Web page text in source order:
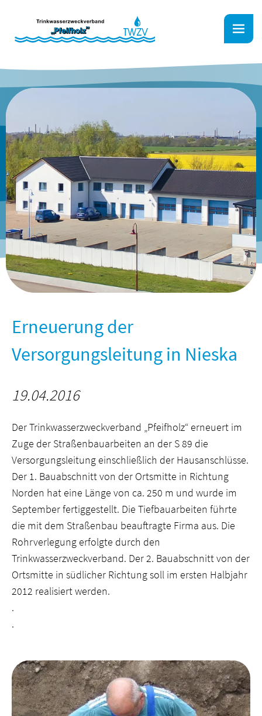
Erneuerung der
Versorgungsleitung in Nieska
19.04.2016
Der Trinkwasserzweckverband „Pfeifholz“ erneuert im
Zuge der Straßenbauarbeiten an der S 89 die
Versorgungsleitung einschließlich der Hausanschlüsse.
Der 1. Bauabschnitt von der Ortsmitte in Richtung
Norden hat eine Länge von ca. 250 m und wurde im
September fertiggestellt. Die Tiefbauarbeiten führte
die mit dem Straßenbau beauftragte Firma aus. Die
Rohrverlegung erfolgte durch den
Trinkwasserzweckverband. Der 2. Bauabschnitt von der
Ortsmitte in südlicher Richtung soll im ersten Halbjahr
2012 realisiert werden.
.
.